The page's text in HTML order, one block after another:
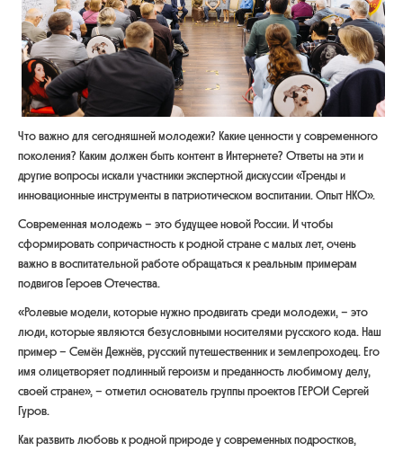
Что важно для сегодняшней молодежи? Какие ценности у современного
поколения? Каким должен быть контент в Интернете? Ответы на эти и
другие вопросы искали участники экспертной дискуссии «Тренды и
инновационные инструменты в патриотическом воспитании. Опыт НКО».
Современная молодежь – это будущее новой России. И чтобы
сформировать сопричастность к родной стране с малых лет, очень
важно в воспитательной работе обращаться к реальным примерам
подвигов Героев Отечества.
«Ролевые модели, которые нужно продвигать среди молодежи, – это
люди, которые являются безусловными носителями русского кода. Наш
пример – Семён Дежнёв, русский путешественник и землепроходец. Его
имя олицетворяет подлинный героизм и преданность любимому делу,
своей стране», – отметил основатель группы проектов ГЕРОИ Сергей
Гуров.
Как развить любовь к родной природе у современных подростков,